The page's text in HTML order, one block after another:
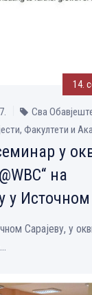
14.
Сва
Факултети и
у
на
у Источном
Сарајеву, у